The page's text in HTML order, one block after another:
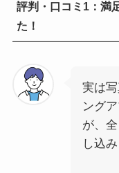
評判・口コミ1：満
た！
実は
ング
が、
し込み